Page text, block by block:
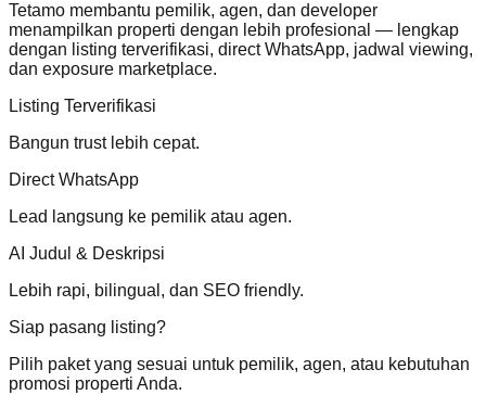
Tetamo membantu pemilik, agen, dan developer
menampilkan properti dengan lebih profesional — lengkap
dengan listing terverifikasi, direct WhatsApp, jadwal viewing,
dan exposure marketplace.
Listing Terverifikasi
Bangun trust lebih cepat.
Direct WhatsApp
Lead langsung ke pemilik atau agen.
AI Judul & Deskripsi
Lebih rapi, bilingual, dan SEO friendly.
Siap pasang listing?
Pilih paket yang sesuai untuk pemilik, agen, atau kebutuhan
promosi properti Anda.